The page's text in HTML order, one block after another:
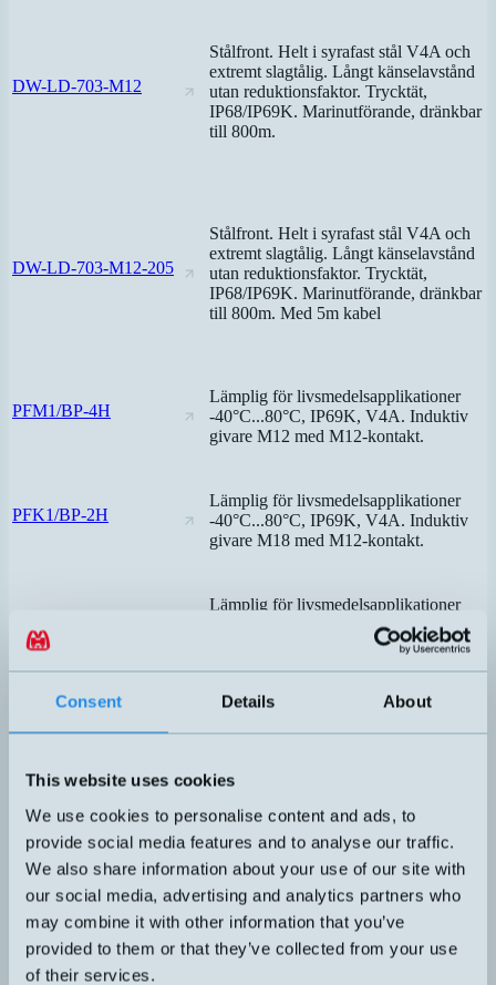
Consent Details About
This website uses cookies
We use cookies to personalise content and ads, to
provide social media features and to analyse our traffic.
We also share information about your use of our site with
our social media, advertising and analytics partners who
may combine it with other information that you’ve
provided to them or that they’ve collected from your use
of their services.
DW-LD-703-M12
Stålfront. Helt i syrafast stål V4A och
extremt slagtålig. Långt känselavstånd
utan reduktionsfaktor. Trycktät,
IP68/IP69K. Marinutförande, dränkbar
till 800m.
DW-LD-703-M12-205
Stålfront. Helt i syrafast stål V4A och
extremt slagtålig. Långt känselavstånd
utan reduktionsfaktor. Trycktät,
IP68/IP69K. Marinutförande, dränkbar
till 800m. Med 5m kabel
PFM1/BP-4H
Lämplig för livsmedelsapplikationer
-40°C...80°C, IP69K, V4A. Induktiv
givare M12 med M12-kontakt.
PFK1/BP-2H
Lämplig för livsmedelsapplikationer
-40°C...80°C, IP69K, V4A. Induktiv
givare M18 med M12-kontakt.
Lämplig för livsmedelsapplikationer
-40°C...80°C, IP69K, V4A. Induktiv
givare M18 med M12-kontakt.
IP68/IP69K. Marinutförande, dränkbar
till 800m.
DW-LD-713-M12-205
Stålfront. Helt i syrafast stål V4A och
extremt slagtålig. Långt känselavstånd
utan reduktionsfaktor. Trycktät,
IP68/IP69K. Marinutförande, dränkbar
till 800m. Med 5m kabel